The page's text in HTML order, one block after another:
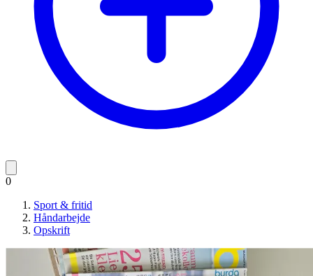
0
Sport & fritid
Håndarbejde
Opskrift